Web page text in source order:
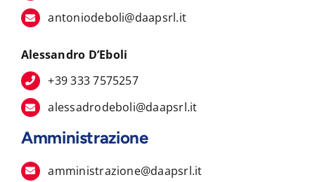
antoniodeboli@daapsrl.it
Alessandro D’Eboli
+39 333 7575257
alessadrodeboli@daapsrl.it
Amministrazione
amministrazione@daapsrl.it